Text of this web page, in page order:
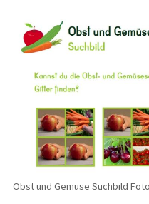
Obst und Gemüse Suchbild